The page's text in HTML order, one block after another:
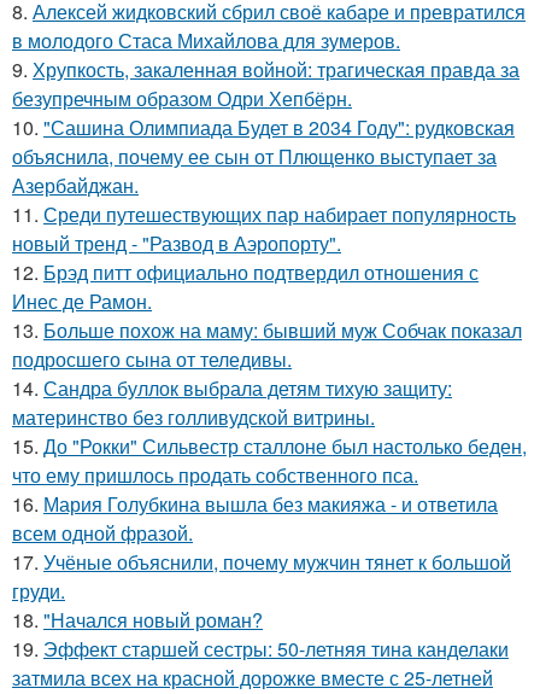
8. Алексей жидковский сбрил своё кабаре и превратился
в молодого Стаса Михайлова для зумеров.
9. Хрупкость, закаленная войной: трагическая правда за
безупречным образом Одри Хепбёрн.
10. "Сашина Олимпиада Будет в 2034 Году": рудковская
объяснила, почему ее сын от Плющенко выступает за
Азербайджан.
11. Среди путешествующих пар набирает популярность
новый тренд - "Развод в Аэропорту".
12. Брэд питт официально подтвердил отношения с
Инес де Рамон.
13. Больше похож на маму: бывший муж Собчак показал
подросшего сына от теледивы.
14. Сандра буллок выбрала детям тихую защиту:
материнство без голливудской витрины.
15. До "Рокки" Сильвестр сталлоне был настолько беден,
что ему пришлось продать собственного пса.
16. Мария Голубкина вышла без макияжа - и ответила
всем одной фразой.
17. Учёные объяснили, почему мужчин тянет к большой
груди.
18. "Начался новый роман?
19. Эффект старшей сестры: 50-летняя тина канделаки
затмила всех на красной дорожке вместе с 25-летней